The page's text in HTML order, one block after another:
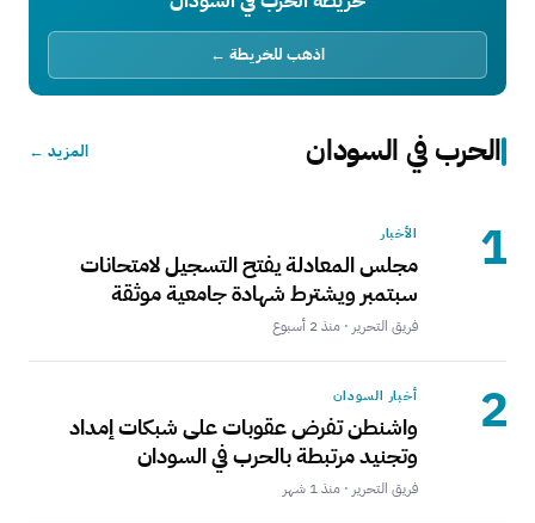
اذهب للخريطة ←
الحرب في السودان المزيد ←
1 الأخبار
مجلس المعادلة يفتح التسجيل لامتحانات
سبتمبر ويشترط شهادة جامعية موثقة
فريق التحرير · منذ 2 أسبوع
2 أخبار السودان
واشنطن تفرض عقوبات على شبكات إمداد
وتجنيد مرتبطة بالحرب في السودان
فريق التحرير · منذ 1 شهر